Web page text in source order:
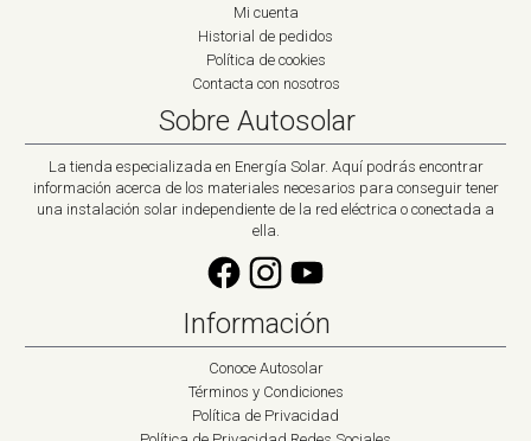
Mi cuenta
Historial de pedidos
Política de cookies
Contacta con nosotros
Sobre Autosolar
La tienda especializada en Energía Solar. Aquí podrás encontrar
información acerca de los materiales necesarios para conseguir tener
una instalación solar independiente de la red eléctrica o conectada a
ella.
Información
Conoce Autosolar
Términos y Condiciones
Política de Privacidad